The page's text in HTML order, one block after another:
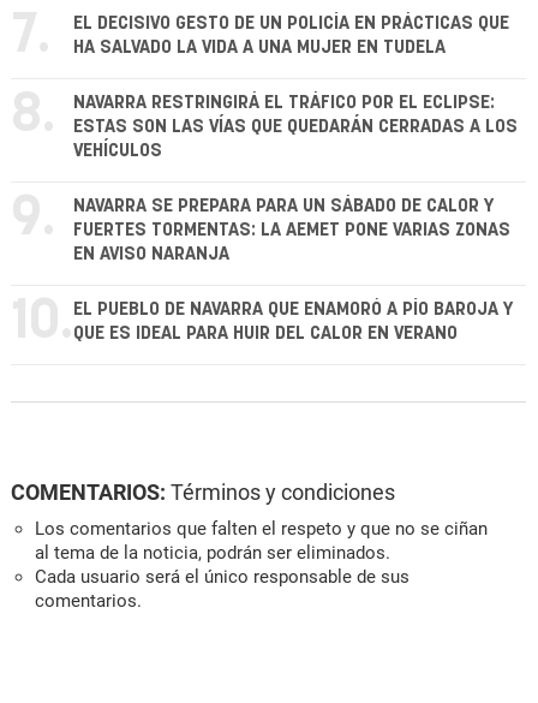
7.
EL DECISIVO GESTO DE UN POLICÍA EN PRÁCTICAS QUE
HA SALVADO LA VIDA A UNA MUJER EN TUDELA
8.
NAVARRA RESTRINGIRÁ EL TRÁFICO POR EL ECLIPSE:
ESTAS SON LAS VÍAS QUE QUEDARÁN CERRADAS A LOS
VEHÍCULOS
9.
NAVARRA SE PREPARA PARA UN SÁBADO DE CALOR Y
FUERTES TORMENTAS: LA AEMET PONE VARIAS ZONAS
EN AVISO NARANJA
10. EL PUEBLO DE NAVARRA QUE ENAMORÓ A PÍO BAROJA Y
QUE ES IDEAL PARA HUIR DEL CALOR EN VERANO
COMENTARIOS: Términos y condiciones
Los comentarios que falten el respeto y que no se ciñan
al tema de la noticia, podrán ser eliminados.
Cada usuario será el único responsable de sus
comentarios.